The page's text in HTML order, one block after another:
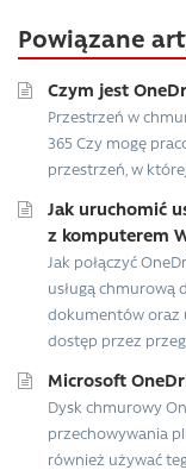
Powiązane
Czym jest
Przestrzeń w
365 Czy mogę
przestrzeń, w
Jak uruchomić
z komputerem
Jak połączyć
usługą chmurową
dokumentów oraz
dostęp przez
Microsoft
Dysk chmurowy
przechowywania
również używać